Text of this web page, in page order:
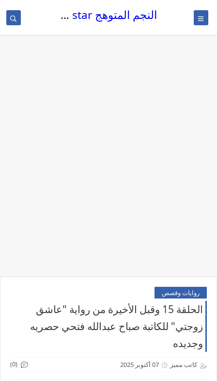
النجم المتوهج The glowing star
روايات وقصص
الحلقة 15 وقبل الأخيرة من رواية "عاشق
زوجتي" للكاتبة صباح عبدالله فتحي حصريه
وجديده
كاتب مميز 07 أكتوبر 2025 (0)